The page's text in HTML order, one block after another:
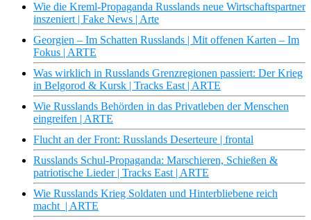
Wie die Kreml-Propaganda Russlands neue Wirtschaftspartner
inszeniert | Fake News | Arte
Georgien – Im Schatten Russlands | Mit offenen Karten – Im
Fokus | ARTE
Was wirklich in Russlands Grenzregionen passiert: Der Krieg
in Belgorod & Kursk | Tracks East | ARTE
Wie Russlands Behörden in das Privatleben der Menschen
eingreifen | ARTE
Flucht an der Front: Russlands Deserteure | frontal
Russlands Schul-Propaganda: Marschieren, Schießen &
patriotische Lieder | Tracks East | ARTE
Wie Russlands Krieg Soldaten und Hinterbliebene reich
macht | ARTE